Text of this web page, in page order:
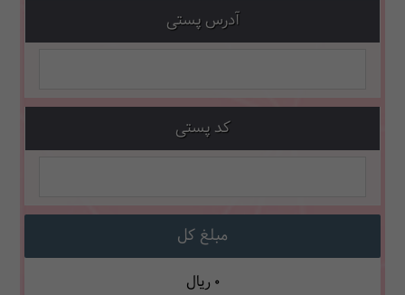
آدرس پستی
کد پستی
مبلغ کل
0 ریال